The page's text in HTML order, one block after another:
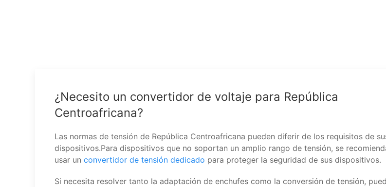
¿Necesito un convertidor de voltaje para República
Centroafricana?
Las normas de tensión de República Centroafricana pueden diferir de los requisitos de
dispositivos.Para dispositivos que no soportan un amplio rango de tensión, se
usar un convertidor de tensión dedicado para proteger la seguridad de sus dispositivos.
Si necesita resolver tanto la adaptación de enchufes como la conversión de tensión,